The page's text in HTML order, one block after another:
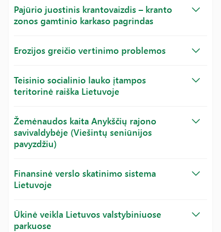
Pajūrio juostinis krantovaizdis – kranto
zonos gamtinio karkaso pagrindas
Erozijos greičio vertinimo problemos
Teisinio socialinio lauko įtampos
teritorinė raiška Lietuvoje
Žemėnaudos kaita Anykščių rajono
savivaldybėje (Viešintų seniūnijos
pavyzdžiu)
Finansinė verslo skatinimo sistema
Lietuvoje
Ūkinė veikla Lietuvos valstybiniuose
parkuose